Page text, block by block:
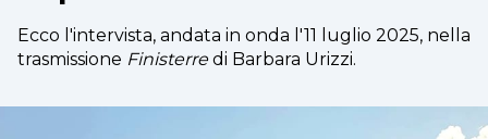
Ecco l'intervista, andata in onda l'11 luglio 2025, nella
trasmissione Finisterredi Barbara Urizzi.